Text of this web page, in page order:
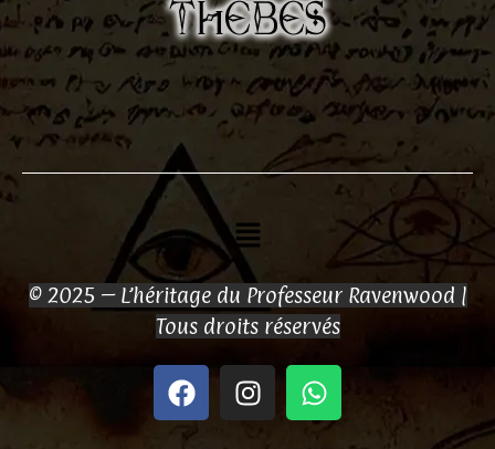
Menu
© 2025 – L’héritage du Professeur Ravenwood |
Tous droits réservés
F
a
c
I
n
s
W
h
a